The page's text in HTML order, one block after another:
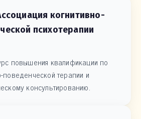
когнитивно-
психотерапии
повышения квалификации по
поведенческой терапии и
консультированию.